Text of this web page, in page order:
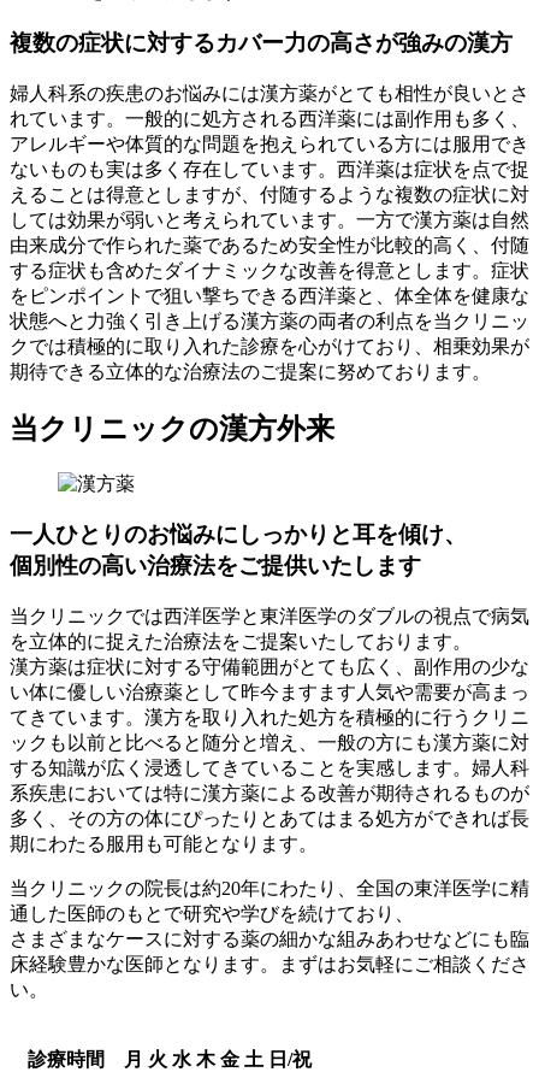
複数の症状に対するカバー力の高さが強みの漢方
婦人科系の疾患のお悩みには漢方薬がとても相性が良いとさ
れています。一般的に処方される西洋薬には副作用も多く、
アレルギーや体質的な問題を抱えられている方には服用でき
ないものも実は多く存在しています。西洋薬は症状を点で捉
えることは得意としますが、付随するような複数の症状に対
しては効果が弱いと考えられています。一方で漢方薬は自然
由来成分で作られた薬であるため安全性が比較的高く、付随
する症状も含めたダイナミックな改善を得意とします。症状
をピンポイントで狙い撃ちできる西洋薬と、体全体を健康な
状態へと力強く引き上げる漢方薬の両者の利点を当クリニッ
クでは積極的に取り入れた診療を心がけており、相乗効果が
期待できる立体的な治療法のご提案に努めております。
当クリニックの漢方外来
一人ひとりのお悩みにしっかりと耳を傾け、
個別性の高い治療法をご提供いたします
当クリニックでは西洋医学と東洋医学のダブルの視点で病気
を立体的に捉えた治療法をご提案いたしております。
漢方薬は症状に対する守備範囲がとても広く、副作用の少な
い体に優しい治療薬として昨今ますます人気や需要が高まっ
てきています。漢方を取り入れた処方を積極的に行うクリニ
ックも以前と比べると随分と増え、一般の方にも漢方薬に対
する知識が広く浸透してきていることを実感します。婦人科
系疾患においては特に漢方薬による改善が期待されるものが
多く、その方の体にぴったりとあてはまる処方ができれば長
期にわたる服用も可能となります。
当クリニックの院長は約20年にわたり、全国の東洋医学に精
通した医師のもとで研究や学びを続けており、
さまざまなケースに対する薬の細かな組みあわせなどにも臨
床経験豊かな医師となります。まずはお気軽にご相談くださ
い。
診療時間 月 火 水 木 金 土 日/祝